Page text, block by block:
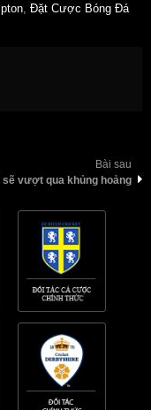
Đặt Cược Bóng Đá
Bài sau
sẽ vượt qua khủng hoảng